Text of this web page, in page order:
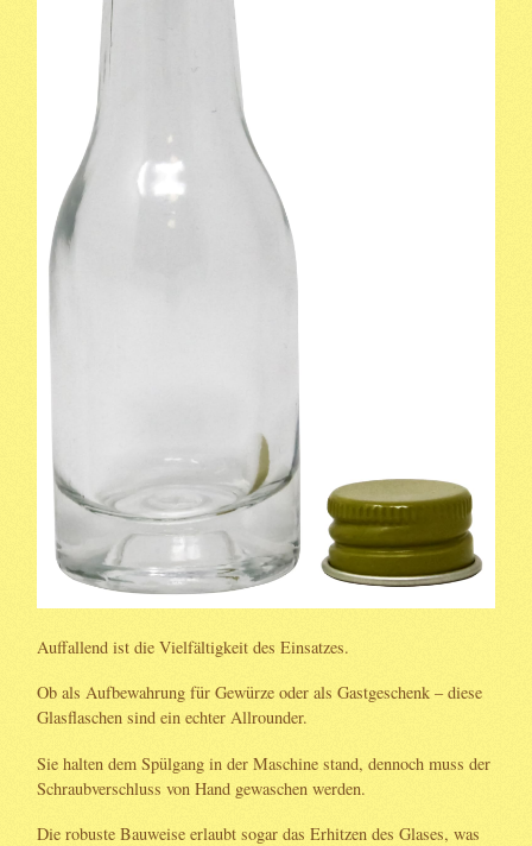
Auffallend ist die Vielfältigkeit des Einsatzes.
Ob als Aufbewahrung für Gewürze oder als Gastgeschenk – diese
Glasflaschen sind ein echter Allrounder.
Sie halten dem Spülgang in der Maschine stand, dennoch muss der
Schraubverschluss von Hand gewaschen werden.
Die robuste Bauweise erlaubt sogar das Erhitzen des Glases, was